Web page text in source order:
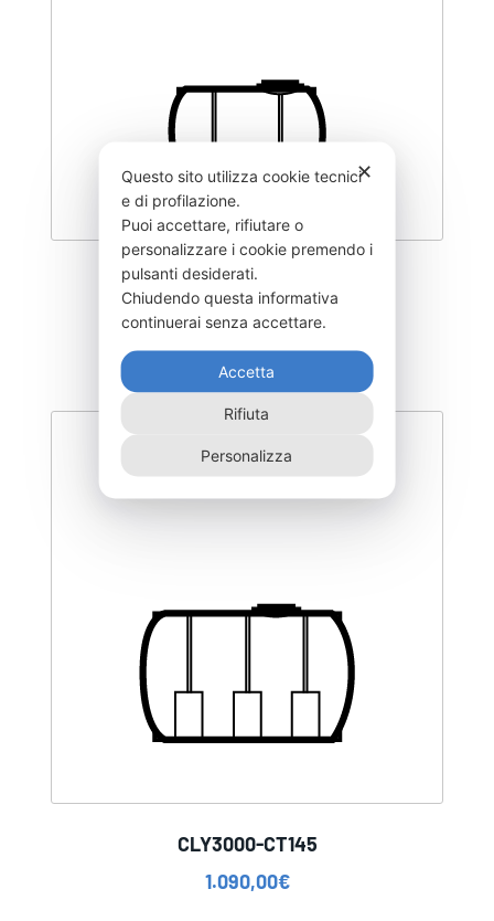
CLY1000-CT090
435,00€
CLY3000-CT145
1.090,00€
✕
Questo sito utilizza cookie tecnici
e di profilazione.
Puoi accettare, rifiutare o
personalizzare i cookie premendo i
pulsanti desiderati.
Chiudendo questa informativa
continuerai senza accettare.
Accetta
Rifiuta
Personalizza